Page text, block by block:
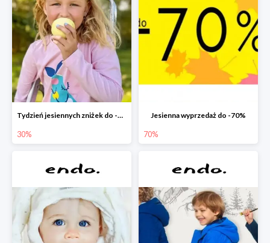
Tydzień jesiennych zniżek do -30%
30%
Jesienna wyprzedaż do -70%
70%